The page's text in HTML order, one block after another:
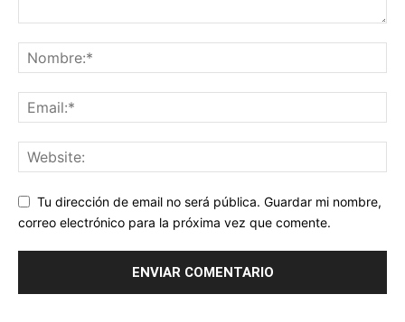
Tu dirección de email no será pública. Guardar mi nombre,
correo electrónico para la próxima vez que comente.